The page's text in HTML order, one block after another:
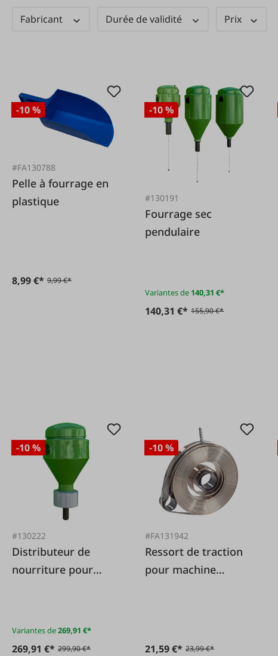
Fabricant Durée de validité Prix
-10 %
#FA130788
Pelle à fourrage en
plastique
8,99 €* 9,99 €*
-10 %
#130191
Fourrage sec
pendulaire
Variantes de 140,31 €*
140,31 €* 155,90 €*
-10 %
#130222
Distributeur de
nourriture pour
Variantes de269,91 €*
269,91 €* 299,90 €*
-10 %
#FA131942
Ressort de traction
pour machine
21,59 €* 23,99 €*